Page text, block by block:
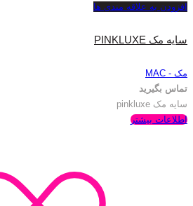
افزودن به علاقه مندی ها
سایه مک PINKLUXE
مک - MAC
تماس بگیرید
سایه مک pinkluxe
اطلاعات بیشتر